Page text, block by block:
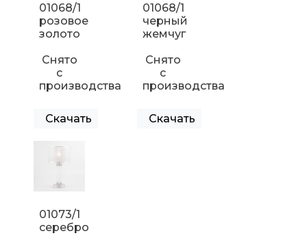
01068/1
розовое
золото
Снято
с
производства
Скачать
01068/1
черный
жемчуг
Снято
с
производства
Скачать
01073/1
серебро